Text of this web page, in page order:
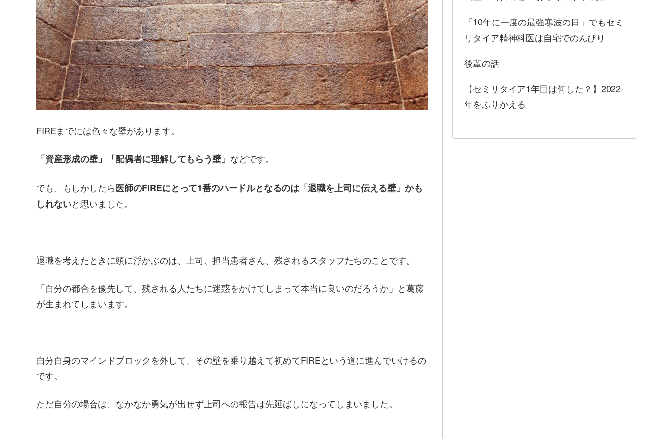
FIREまでには色々な壁があります。
「資産形成の壁」「配偶者に理解してもらう壁」 などです。
でも、もしかしたら医師のFIREにとって1番のハードルとなるのは「退職を上司に伝える壁」かも
しれないと思いました。
退職を考えたときに頭に浮かぶのは、上司、担当患者さん、残されるスタッフたちのことです。
「自分の都合を優先して、残される人たちに迷惑をかけてしまって本当に良いのだろうか」と葛藤
が生まれてしまいます。
自分自身のマインドブロックを外して、その壁を乗り越えて初めてFIREという道に進んでいけるの
です。
ただ自分の場合は、なかなか勇気が出せず上司への報告は先延ばしになってしまいました。
「10年に一度の最強寒波の日」でもセミ
リタイア精神科医は自宅でのんびり
後輩の話
【セミリタイア1年目は何した？】2022
年をふりかえる